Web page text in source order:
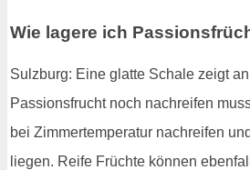
Wie lagere ich
Sulzburg: Eine glatte Schale zeigt
Passionsfrucht noch nachreifen
bei Zimmertemperatur nachreifen
liegen. Reife Früchte können